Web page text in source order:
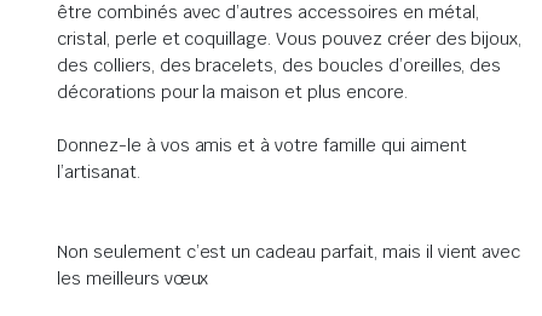
être combinés avec d’autres accessoires en métal,
cristal, perle et coquillage. Vous pouvez créer des bijoux,
des colliers, des bracelets, des boucles d’oreilles, des
décorations pour la maison et plus encore.
Donnez-le à vos amis et à votre famille qui aiment
l’artisanat.
Non seulement c’est un cadeau parfait, mais il vient avec
les meilleurs vœux